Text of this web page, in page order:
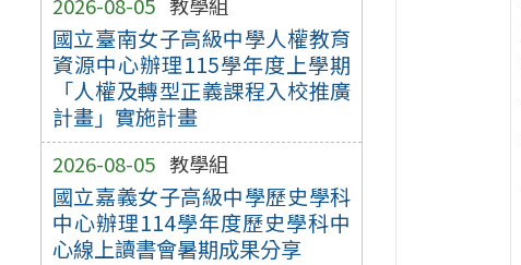
2026-08-05 教學組
國立臺南女子高級中學人權教育
資源中心辦理115學年度上學期
「人權及轉型正義課程入校推廣
計畫」實施計畫
2026-08-05 教學組
國立嘉義女子高級中學歷史學科
中心辦理114學年度歷史學科中
心線上讀書會暑期成果分享